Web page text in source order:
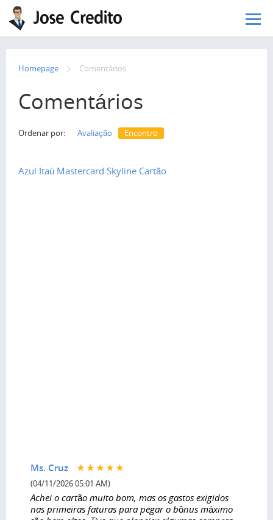
Pular para o conteúdo principal
Homepage Сomentários
Comentários
Ordenar por: Avaliação Encontro
Azul Itaú Mastercard Skyline Cartão
Ms. Cruz
(04/11/2026 05:01 AM)
Achei o cartão muito bom, mas os gastos exigidos
nas primeiras faturas para pegar o bônus máximo